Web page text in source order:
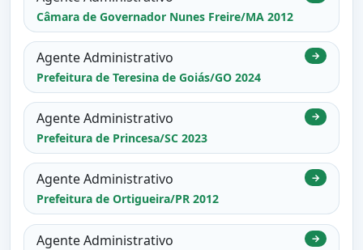
Câmara de Governador Nunes Freire/MA 2012
Agente Administrativo
Prefeitura de Teresina de Goiás/GO 2024
→
Agente Administrativo
Prefeitura de Princesa/SC 2023
→
Agente Administrativo
Prefeitura de Ortigueira/PR 2012
→
Agente Administrativo →